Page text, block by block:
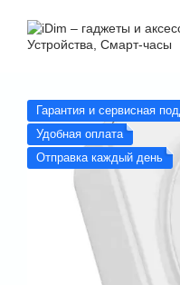
Гарантия и сервисная
Удобная оплата
Отправка каждый день